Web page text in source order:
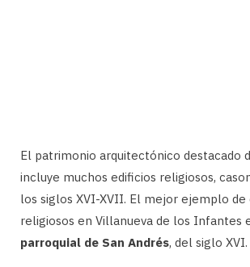
El patrimonio arquitectónico destacado
incluye muchos edificios religiosos,
los siglos XVI-XVII. El mejor ejemplo de
religiosos en Villanueva de los Infantes
parroquial de San Andrés, del siglo XVI.